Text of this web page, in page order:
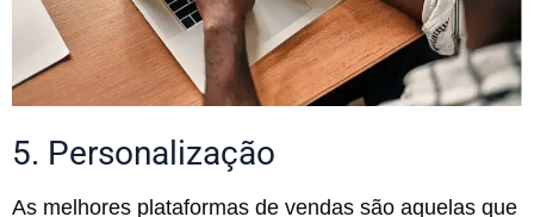
5. Personalização
As melhores plataformas de vendas são aquelas que